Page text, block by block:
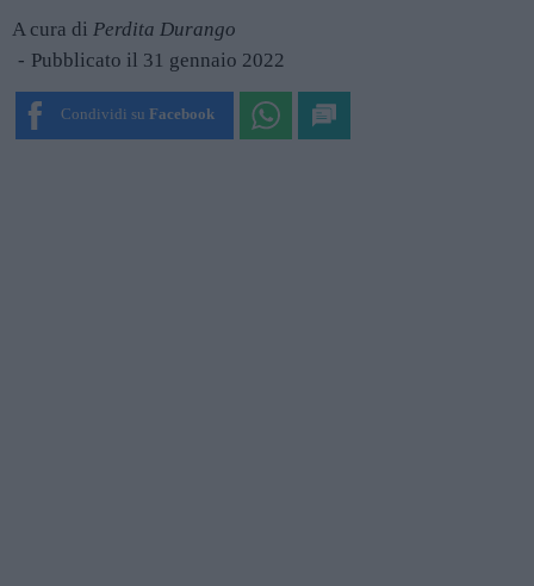
A cura di Perdita Durango
Pubblicato il 31 gennaio 2022
Condividi su Facebook